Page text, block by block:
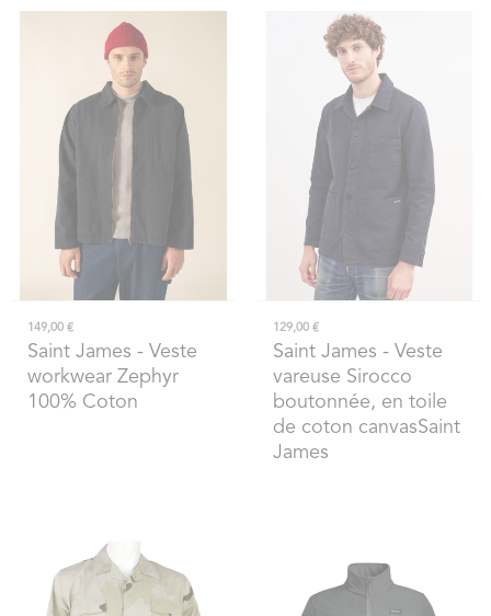
149,00 €
Saint James - Veste
workwear Zephyr
100% Coton
129,00 €
Saint James - Veste
vareuse Sirocco
boutonnée, en toile
de coton canvasSaint
James